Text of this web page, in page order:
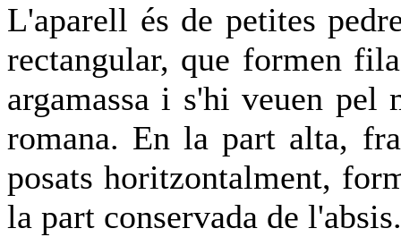
L'aparell és de petites
rectangular, que formen
argamassa i s'hi veuen pel
romana. En la part alta,
posats horitzontalment,
la part conservada de l'absis.